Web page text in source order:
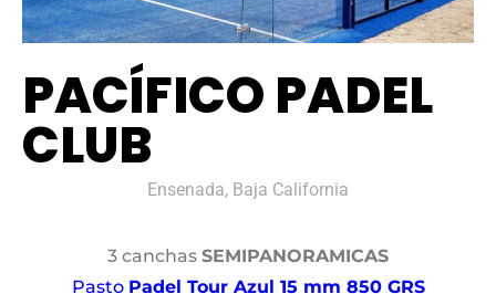
PACÍFICO PADEL
CLUB
Ensenada, Baja California
3 canchas SEMIPANORAMICAS
Pasto Padel Tour Azul 15 mm 850 GRS